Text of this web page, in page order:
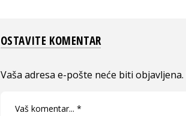
OSTAVITE KOMENTAR
Vaša adresa e-pošte neće biti objavljena.